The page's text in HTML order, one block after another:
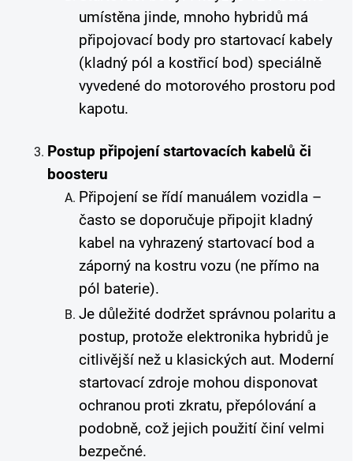
umístěna jinde, mnoho hybridů má
připojovací body pro startovací kabely
(kladný pól a kostřicí bod) speciálně
vyvedené do motorového prostoru pod
kapotu.
Postup připojení startovacích kabelů či
boosteru
Připojení se řídí manuálem vozidla –
často se doporučuje připojit kladný
kabel na vyhrazený startovací bod a
záporný na kostru vozu (ne přímo na
pól baterie).
Je důležité dodržet správnou polaritu a
postup, protože elektronika hybridů je
citlivější než u klasických aut. Moderní
startovací zdroje mohou disponovat
ochranou proti zkratu, přepólování a
podobně, což jejich použití činí velmi
bezpečné.